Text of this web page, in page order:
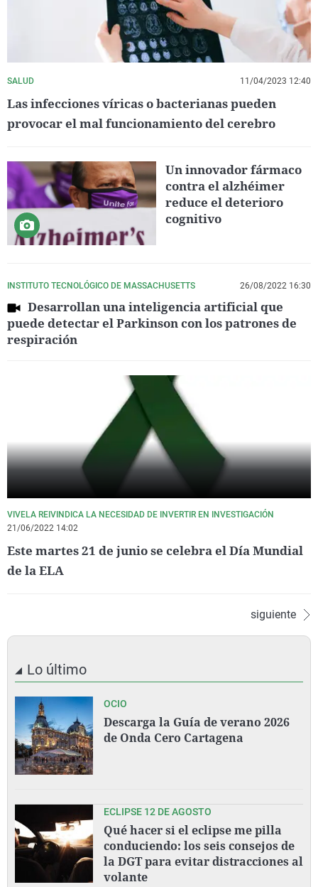
SALUD 11/04/2023 12:40
Las infecciones víricas o bacterianas pueden
provocar el mal funcionamiento del cerebro
Un innovador fármaco
contra el alzhéimer
reduce el deterioro
cognitivo
INSTITUTO TECNOLÓGICO DE MASSACHUSETTS 26/08/2022 16:30
Desarrollan una inteligencia artificial que
puede detectar el Parkinson con los patrones de
respiración
VIVELA REIVINDICA LA NECESIDAD DE INVERTIR EN INVESTIGACIÓN
21/06/2022 14:02
Este martes 21 de junio se celebra el Día Mundial
de la ELA
siguiente
Lo último
OCIO
Descarga la Guía de verano 2026
de Onda Cero Cartagena
ECLIPSE 12 DE AGOSTO
Qué hacer si el eclipse me pilla
conduciendo: los seis consejos de
la DGT para evitar distracciones al
volante